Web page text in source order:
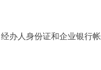
办人身份证和企业银行帐